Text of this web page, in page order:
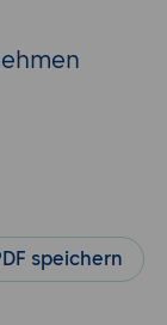
speichern